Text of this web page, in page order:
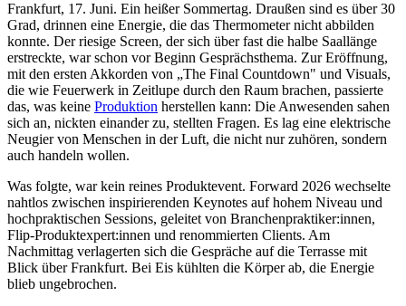
Frankfurt, 17. Juni. Ein heißer Sommertag. Draußen sind es über 30
Grad, drinnen eine Energie, die das Thermometer nicht abbilden
konnte. Der riesige Screen, der sich über fast die halbe Saallänge
erstreckte, war schon vor Beginn Gesprächsthema. Zur Eröffnung,
mit den ersten Akkorden von „The Final Countdown" und Visuals,
die wie Feuerwerk in Zeitlupe durch den Raum brachen, passierte
das, was keine Produktion herstellen kann: Die Anwesenden sahen
sich an, nickten einander zu, stellten Fragen. Es lag eine elektrische
Neugier von Menschen in der Luft, die nicht nur zuhören, sondern
auch handeln wollen.
Was folgte, war kein reines Produktevent. Forward 2026 wechselte
nahtlos zwischen inspirierenden Keynotes auf hohem Niveau und
hochpraktischen Sessions, geleitet von Branchenpraktiker:innen,
Flip-Produktexpert:innen und renommierten Clients. Am
Nachmittag verlagerten sich die Gespräche auf die Terrasse mit
Blick über Frankfurt. Bei Eis kühlten die Körper ab, die Energie
blieb ungebrochen.